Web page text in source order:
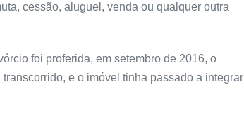
cessão, aluguel, venda ou qualquer outra
foi proferida, em setembro de 2016, o
e o imóvel tinha passado a integrar